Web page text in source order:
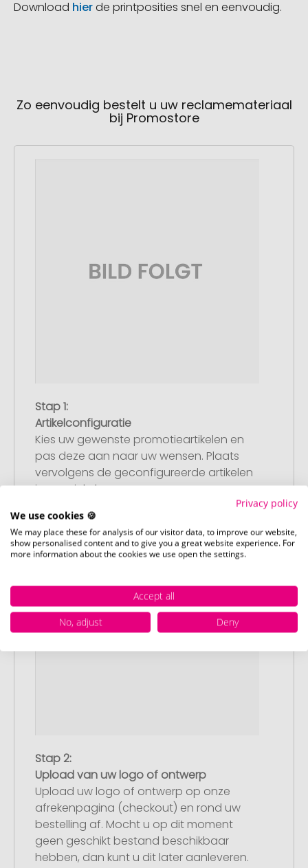
Download hierde printposities snel en eenvoudig.
Zo eenvoudig bestelt u uw reclamemateriaal
bij Promostore
Stap 1:
Artikelconfiguratie
Kies uw gewenste promotieartikelen en
pas deze aan naar uw wensen. Plaats
vervolgens de geconfigureerde artikelen
in uw winkelwagen.
Stap 2:
Upload van uw logo of ontwerp
Upload uw logo of ontwerp op onze
afrekenpagina (checkout) en rond uw
bestelling af. Mocht u op dit moment
geen geschikt bestand beschikbaar
hebben, dan kunt u dit later aanleveren.
Privacy policy
We use cookies 🍪
We may place these for analysis of our visitor data, to improve our website,
show personalised content and to give you a great website experience. For
more information about the cookies we use open the settings.
Accept all
No, adjust
Deny